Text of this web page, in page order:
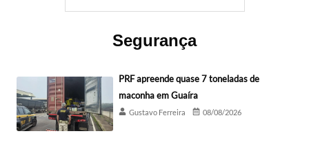
Segurança
PRF apreende quase 7 toneladas de
maconha em Guaíra
Gustavo Ferreira 08/08/2026